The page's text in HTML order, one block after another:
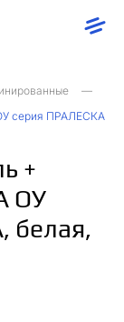
ОУ серия ПРАЛЕСКА
+
ОУ
белая,